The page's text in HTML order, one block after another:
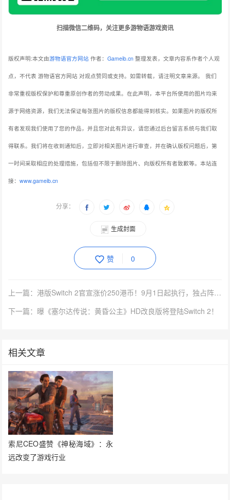
扫描微信二维码，关注更多游物语游戏资讯
版权声明:本文由游物语官方网站 作者：Gameib.cn 整理发表，文章内容系作者个人观
点，不代表 游物语官方网站 对观点赞同或支持。如需转载，请注明文章来源。 我们
非常重视版权保护和尊重原创作者的劳动成果。在此声明，本平台所使用的图片均来
源于网络资源，我们无法保证每张图片的版权信息都能得到核实。如果图片的版权所
有者发现我们使用了您的作品，并且您对此有异议，请您通过后台留言系统与我们取
得联系。我们将在收到通知后，立即对相关图片进行审查，并在确认版权问题后，第
一时间采取相应的处理措施，包括但不限于删除图片、向版权所有者致歉等。本站连
接：www.gameib.cn
分享：
生成封面
赞 0
上一篇：港版Switch 2官宣涨价250港币！9月1日起执行，独占阵容够撑场面吗？
下一篇：曝《塞尔达传说：黄昏公主》HD改良版将登陆Switch 2！
相关文章
索尼CEO盛赞《神秘海域》：永
远改变了游戏行业